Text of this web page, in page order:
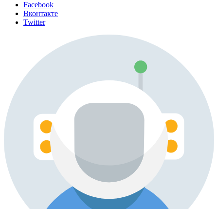
Facebook
Вконтакте
Twitter